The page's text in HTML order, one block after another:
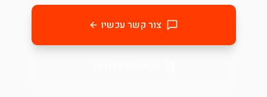
צור קשר עכשיו